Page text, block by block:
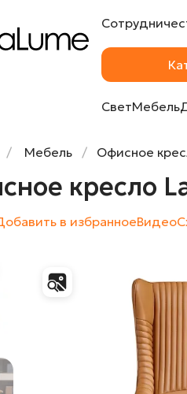
СветМебель
Мебель Офисное
кресло
в избранноеВидео
Офисное кресло LaLume